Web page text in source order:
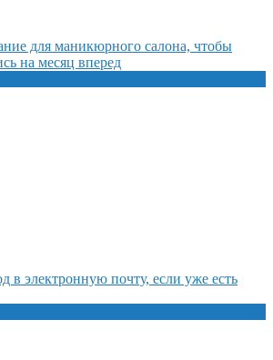
для маникюрного салона, чтобы
на месяц вперед
в электронную почту, если уже есть